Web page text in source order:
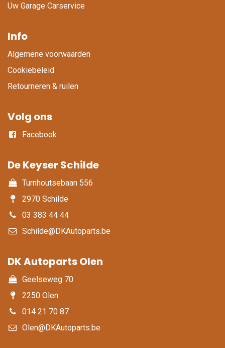
Uw Garage Carservice
Info
Algemene voorwaarden
Cookiebeleid
Retourneren & ruilen
Volg ons
Facebook
De Keyser Schilde
Turnhoutsebaan 556
2970 Schilde
03 383 44 44
Schilde@DKAutoparts.be
DK Autoparts Olen​
Geelseweg 70
2250 Olen
014 21 70 87
Olen@DKAutoparts.be